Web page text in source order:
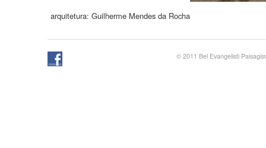
arquitetura: Guilherme Mendes da Rocha
© 2011 Bel Evangelisti